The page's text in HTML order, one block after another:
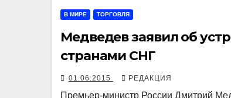
В МИРЕ ТОРГОВЛЯ
Медведев заявил об
странами СНГ
01.06.2015 РЕДАКЦИЯ
Премьер-министр России Дмитрий